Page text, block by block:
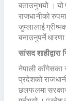
बताउनुभयोे । यो
राजधानीको
जुम्लालाई
बनाउनुपर्ने धारणा
सांसद शाहीद्वारा
नेपाली काँगेसका
प्रदेशको
छलफलमा